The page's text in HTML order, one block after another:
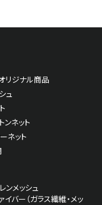
リジナル商品
ュ
ンネット
ネット
ンメッシュ
イバー（ガラス繊維・メッ